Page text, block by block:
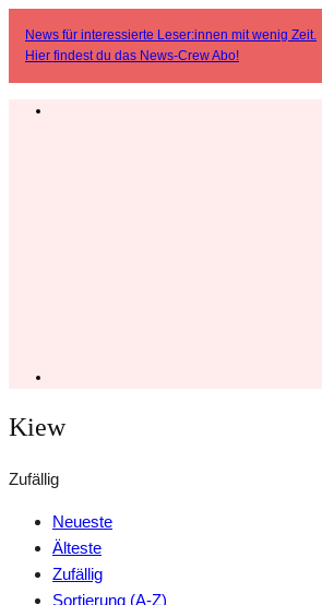
News für interessierte Leser:innen mit wenig Zeit.
Hier findest du das News-Crew Abo!
Kiew
Zufällig
Neueste
Älteste
Zufällig
Sortierung (A-Z)